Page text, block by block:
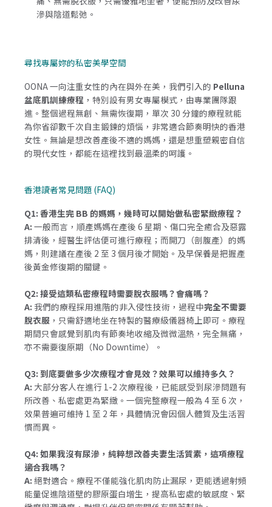
滲與陰道鬆弛。
尋找專屬妳的私密美學空間
OONA 一向注重女性的內在與外在美，我們引入的 Pelluna
盆底肌訓練療程 ，特別設有男女專屬模式，由專業團隊跟
進。整個過程無創、無需恢復期，單次 30 分鐘的療程就能
為你省卻數千次自主鍛鍊的煩惱，非常適合節奏明快的香港
女性。無論是想改善產後不適的媽媽，還是想重塑親密自信
的現代女性，都能在這裡找到最溫柔的呵護。
香港讀者常見問題 (FAQ)
Q1: 香港生完 BB 的媽媽，幾時可以開始做私密緊緻療程？
A: 一般而言，順產媽媽在產後 6 星期、傷口完全癒合及惡露
排清後，經醫生評估便可進行療程；而開刀（剖腹產）的媽
媽，則建議在產後 2 至 3 個月後才開始。及早保養是把握產
後黃金修復期的關鍵。
Q2: 接受這類私密療程時需要脫衣服嗎？會痛嗎？
A: 我們的療程採用進階的非入侵性技術，過程中完全不需要
脫衣服 ，只需舒適地坐在特製的醫療級儀器椅上即可。療程
期間只會感覺到肌肉有節奏地收縮及微微溫熱，完全無痛，
亦不需要復原期（No Downtime）。
Q3: 到底要做多少次療程才會見效？效果可以維持多久？
A: 大部分客人在進行 1-2 次療程後，已能感受到尿滲問題有
所改善、私密處更為緊緻。一個完整療程一般為 4 至 6 次，
效果普遍可維持 1 至 2 年，具體情況會因個人體質及生活習
慣而異。
Q4: 如果我沒有尿滲，純粹想改善夫妻生活質素，這項療程
適合我嗎？
A: 絕對適合。療程不僅能強化肌肉防止漏尿，更能透過射頻
能量促進陰道壁的膠原蛋白增生，提高私密處的敏感度、緊